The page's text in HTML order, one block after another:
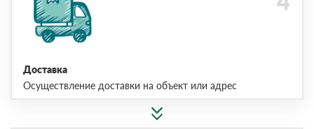
Доставка
Осуществление доставки на объект или адрес